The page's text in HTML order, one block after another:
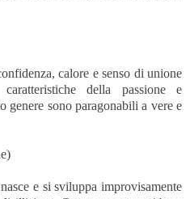
calore e senso di unione
della passione e
genere sono paragonabili a vere e
e si sviluppa improvisamente